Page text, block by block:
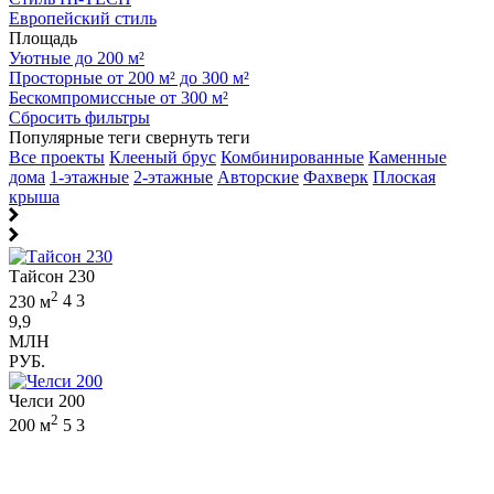
Европейский стиль
Площадь
Уютные до 200 м²
Просторные от 200 м² до 300 м²
Бескомпромиссные от 300 м²
Сбросить фильтры
Популярные теги свернуть теги
Все проекты Клееный брус Комбинированные Каменные
дома 1-этажные 2-этажные Авторские Фахверк Плоская
крыша
Тайсон 230
230 м2 4 3
9,9
МЛН
РУБ.
Челси 200
200 м2 5 3